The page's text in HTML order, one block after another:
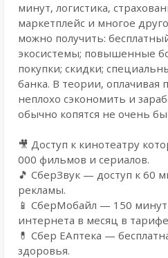
минут, логистика,
маркетплейс и многое
можно получить:
экосистемы; повышенные
покупки; скидки;
банка. В теории,
неплохо сэкономить и
обычно копятся не очень
🎥 Доступ к кинотеатру
000 фильмов и сериалов.
🎵 СберЗвук — доступ к 60
рекламы.
📱 СберМобайл — 150 минут
интернета в месяц в
💊 Сбер ЕАптека —
здоровья.